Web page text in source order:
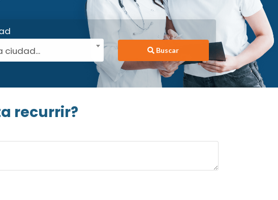
ciudad...
Buscar
recurrir?